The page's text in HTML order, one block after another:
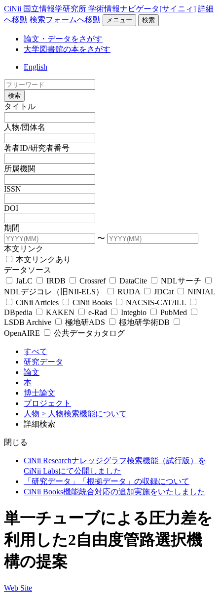
CiNii 国立情報学研究所 学術情報ナビゲータ[サイニィ] 詳細
へ移動 検索フォームへ移動 メニュー 検索
論文・データをさがす
大学図書館の本をさがす
English
検索
タイトル
人物/団体名
著者ID/研究者番号
所属機関
ISSN
DOI
期間
〜
本文リンク
本文リンクあり
データソース
JaLC
IRDB Crossref DataCite
NDLサーチ
NDLデジコレ（旧NII-ELS）
RUDA JDCat
NINJAL
CiNii Articles
CiNii Books
NACSIS-CAT/ILL
DBpedia
KAKEN e-Rad Integbio
PubMed
LSDB Archive
極地研ADS
極地研学術DB
OpenAIRE
公共データカタログ
すべて
研究データ
論文
本
博士論文
プロジェクト
人物 > 人物検索機能について
詳細検索
閉じる
CiNii Researchナレッジグラフ検索機能（試行版）を
CiNii Labsにて公開しました
「研究データ」「根拠データ」の収録について
CiNii Books機能統合対応の追加実施をいたしました
単一チューブによる圧力差を
利用した2自由度管路選択機
構の提案
Web Site